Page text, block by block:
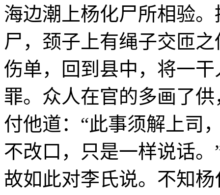
海边潮上杨化尸所相验
尸，颈子上有绳子交匝
伤单，回到县中，将一
罪。众人在官的多画了
付他道：“此事须解上司
不改口，只是一样说话
故如此对李氏说。不知